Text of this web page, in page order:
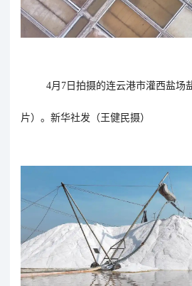
4月7日拍摄的连云港市灌西盐场
片）。新华社发（王健民摄）